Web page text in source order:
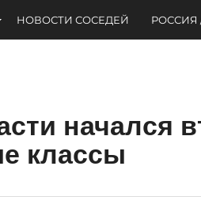
НОВОСТИ СОСЕДЕЙ РОССИЯ
начался
классы